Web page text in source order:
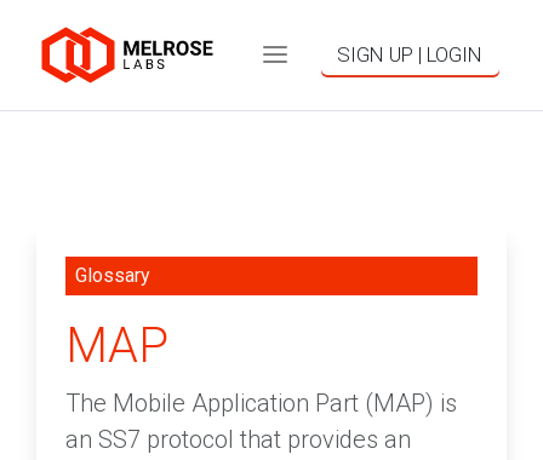
SIGN UP | LOGIN
Glossary
MAP
The Mobile Application Part (MAP) is
an SS7 protocol that provides an